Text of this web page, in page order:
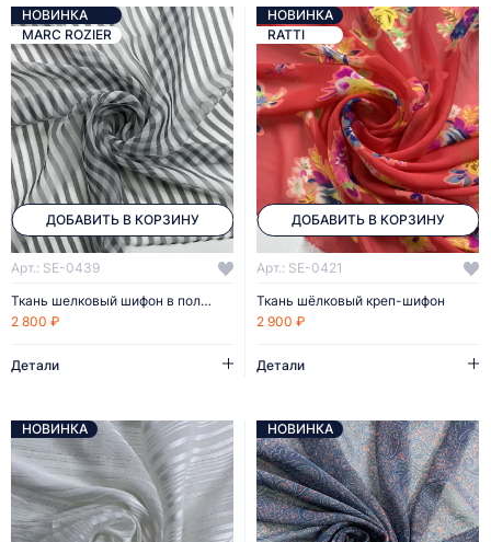
ДОБАВИТЬ В КОРЗИНУ
НОВИНКА
MARC ROZIER
Арт.: SE-0439
Ткань шелковый шифон в полоску
2 800 ₽
Детали
ДОБАВИТЬ В КОРЗИНУ
НОВИНКА
RATTI
Арт.: SE-0421
Ткань шёлковый креп-шифон
2 900 ₽
Детали
НОВИНКА НОВИНКА